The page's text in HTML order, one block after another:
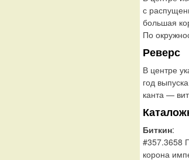
с
большая
По
Реверс
В центре
год
канта —
Биткин:
#357.3658
корона